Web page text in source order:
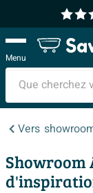
Menu
Vers
Showroom